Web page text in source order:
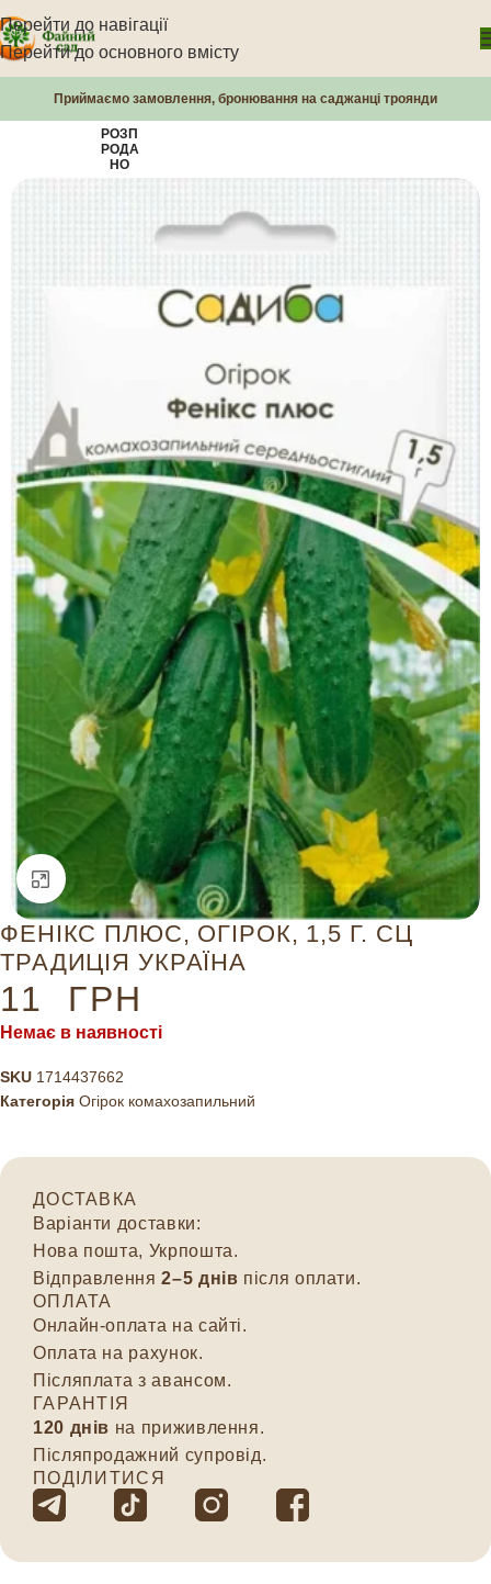
Перейти до навігації
Перейти до основного вмісту
Приймаємо замовлення, бронювання на саджанці троянди
РОЗП
РОДА
НО
Натисніть, щоб збільшити
ФЕНІКС ПЛЮС, ОГІРОК, 1,5 Г. СЦ
ТРАДИЦІЯ УКРАЇНА
11 ГРН
Немає в наявності
SKU 1714437662
Категорія Огірок комахозапильний
ДОСТАВКА
Варіанти доставки:
Нова пошта, Укрпошта.
Відправлення2–5 днів після оплати.
ОПЛАТА
Онлайн-оплата на сайті.
Оплата на рахунок.
Післяплата з авансом.
ГАРАНТІЯ
120 днів на приживлення.
Післяпродажний супровід.
ПОДІЛИТИСЯ